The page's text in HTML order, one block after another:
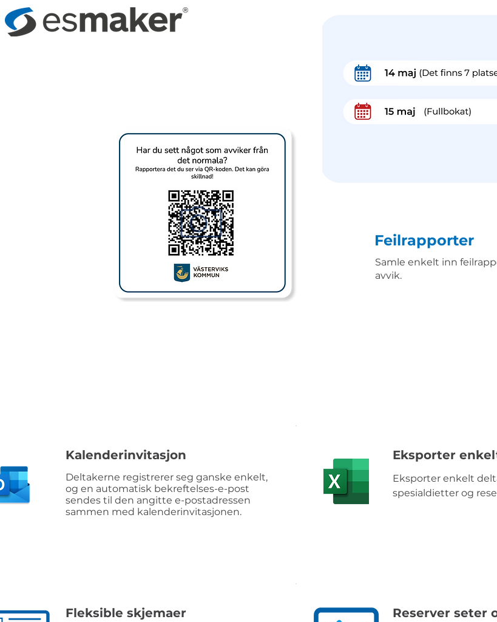
Feilrapporter
Samle enkelt inn
avvik.
Kalenderinvitasjon
Deltakerne registrerer seg ganske enkelt,
og en automatisk bekreftelses-e-post
sendes til den angitte e-postadressen
sammen med kalenderinvitasjonen.
Eksporter
Eksporter enkelt
spesialdietter og
Fleksible skjemaer Reserver seter